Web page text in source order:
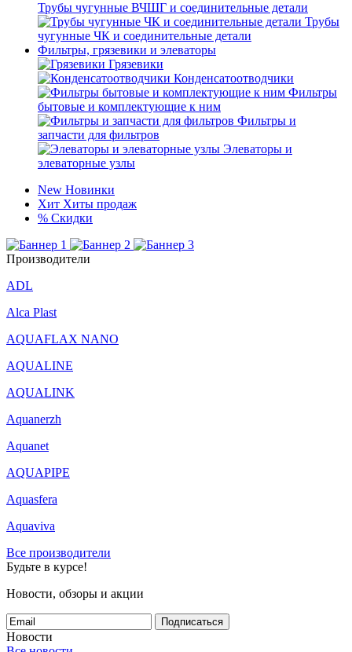
Трубы чугунные ВЧШГ и соединительные детали
Трубы
чугунные ЧК и соединительные детали
Фильтры, грязевики и элеваторы
Грязевики
Конденсатоотводчики
Фильтры
бытовые и комплектующие к ним
Фильтры и
запчасти для фильтров
Элеваторы и
элеваторные узлы
New Новинки
Хит Хиты продаж
% Скидки
Производители
ADL
Alca Plast
AQUAFLAX NANO
AQUALINE
AQUALINK
Aquanerzh
Aquanet
AQUAPIPE
Aquasfera
Aquaviva
Все производители
Будьте в курсе!
Новости, обзоры и акции
Подписаться
Новости